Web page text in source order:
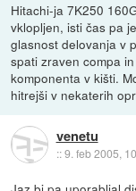
Hitachi-ja 7K250
vklopljen, isti čas pa
glasnost delovanja v
spati zraven compa
komponenta v kišti.
hitrejši v nekaterih
venetu
::9. feb 2005,